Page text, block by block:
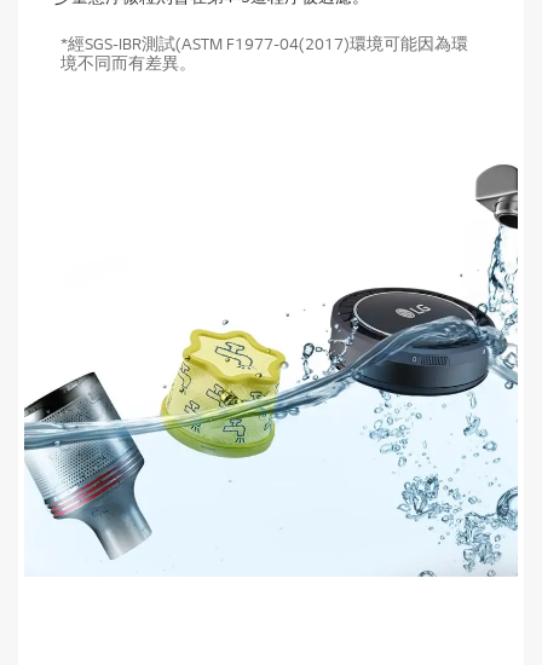
*經SGS-IBR測試(ASTM F1977-04(2017)環境可能因為環
境不同而有差異。